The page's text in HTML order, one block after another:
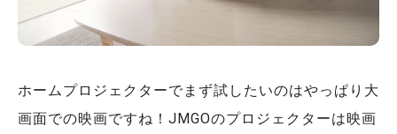
ホームプロジェクターでまず試したいのはやっぱり大
画面での映画ですね！JMGOのプロジェクターは映画